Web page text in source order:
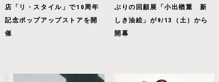
店「リ・スタイル」で10周年
記念ポップアップストアを開
催
ぶりの回顧展「小出楢󠄀重 新
しき油絵」が9/13（土）から
開幕